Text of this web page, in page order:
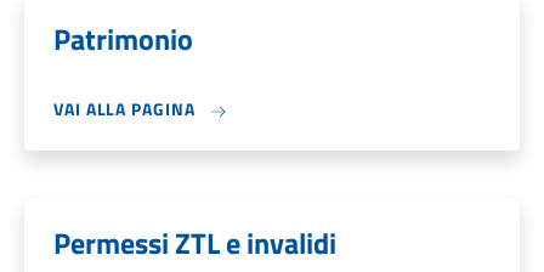
Patrimonio
VAI ALLA PAGINA
Permessi ZTL e invalidi